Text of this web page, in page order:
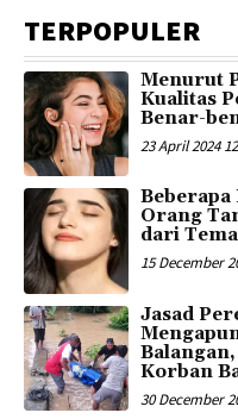
TERPOPULER
Menurut
Kualitas
Benar-
23 April 2024
Beberapa
Orang
dari
15 December
Jasad
Korban
30 December